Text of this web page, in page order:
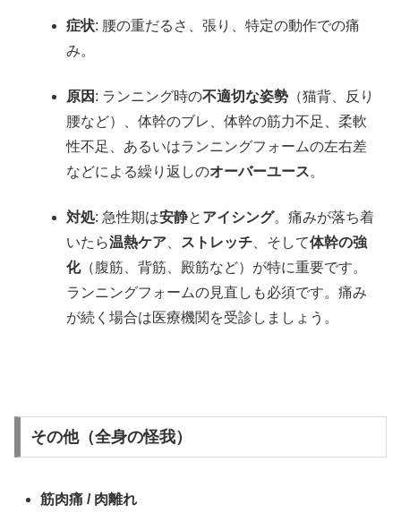
症状: 腰の重だるさ、張り、特定の動作での痛
み。
原因 : ランニング時の不適切な姿勢 （猫背、反り
腰など）、体幹のブレ、体幹の筋力不足、柔軟
性不足、あるいはランニングフォームの左右差
などによる繰り返しのオーバーユース。
対処: 急性期は安静と アイシング。痛みが落ち着
いたら温熱ケア ストレッチ 、そして体幹の強
化（腹筋、背筋、殿筋など）が特に重要です。
ランニングフォームの見直しも必須です。痛み
が続く場合は医療機関を受診しましょう。
その他（全身の怪我）
筋肉痛 / 肉離れ